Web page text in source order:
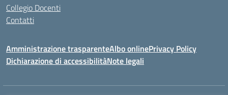
Collegio Docenti
Contatti
Amministrazione trasparenteAlbo onlinePrivacy Policy
Dichiarazione di accessibilitàNote legali